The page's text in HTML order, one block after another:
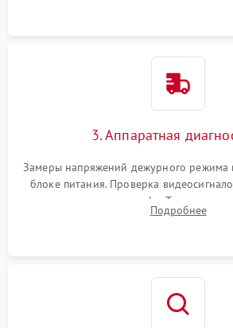
3. Аппаратная
Замеры напряжений дежурного режима
блоке питания. Проверка
помощью осциллографа.
светодиодных планок подсветки
Подробнее